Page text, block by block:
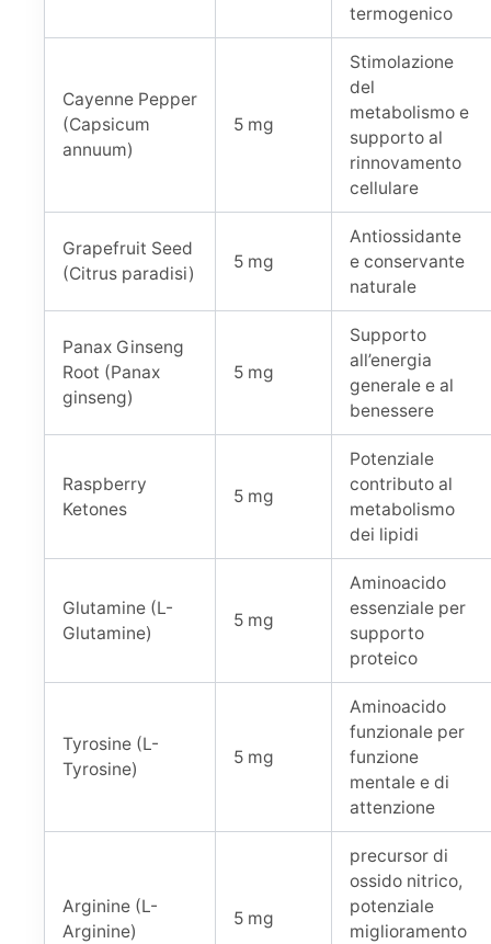
termogenico
Cayenne Pepper
(Capsicum
annuum)
5 mg
Stimolazione
del
metabolismo e
supporto al
rinnovamento
cellulare
Grapefruit Seed
(Citrus paradisi)
5 mg
Antiossidante
e conservante
naturale
Panax Ginseng
Root (Panax
ginseng)
5 mg
Supporto
all’energia
generale e al
benessere
Raspberry
Ketones
5 mg
Potenziale
contributo al
metabolismo
dei lipidi
Glutamine (L-
Glutamine)
5 mg
Aminoacido
essenziale per
supporto
proteico
Tyrosine (L-
Tyrosine)
5 mg
Aminoacido
funzionale per
funzione
mentale e di
attenzione
Arginine (L-
Arginine)
5 mg
precursor di
ossido nitrico,
potenziale
miglioramento